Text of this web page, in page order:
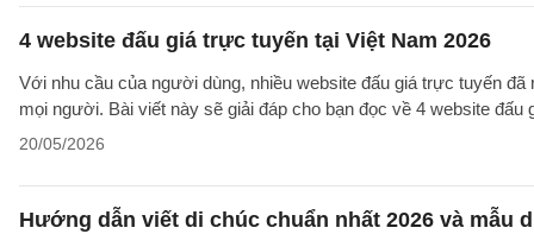
4 website đấu giá trực tuyến tại Việt Nam 2026
Với nhu cầu của người dùng, nhiều website đấu giá trực tuyến
mọi người. Bài viết này sẽ giải đáp cho bạn đọc về 4 website đấu
20/05/2026
Hướng dẫn viết di chúc chuẩn nhất 2026 và mẫu